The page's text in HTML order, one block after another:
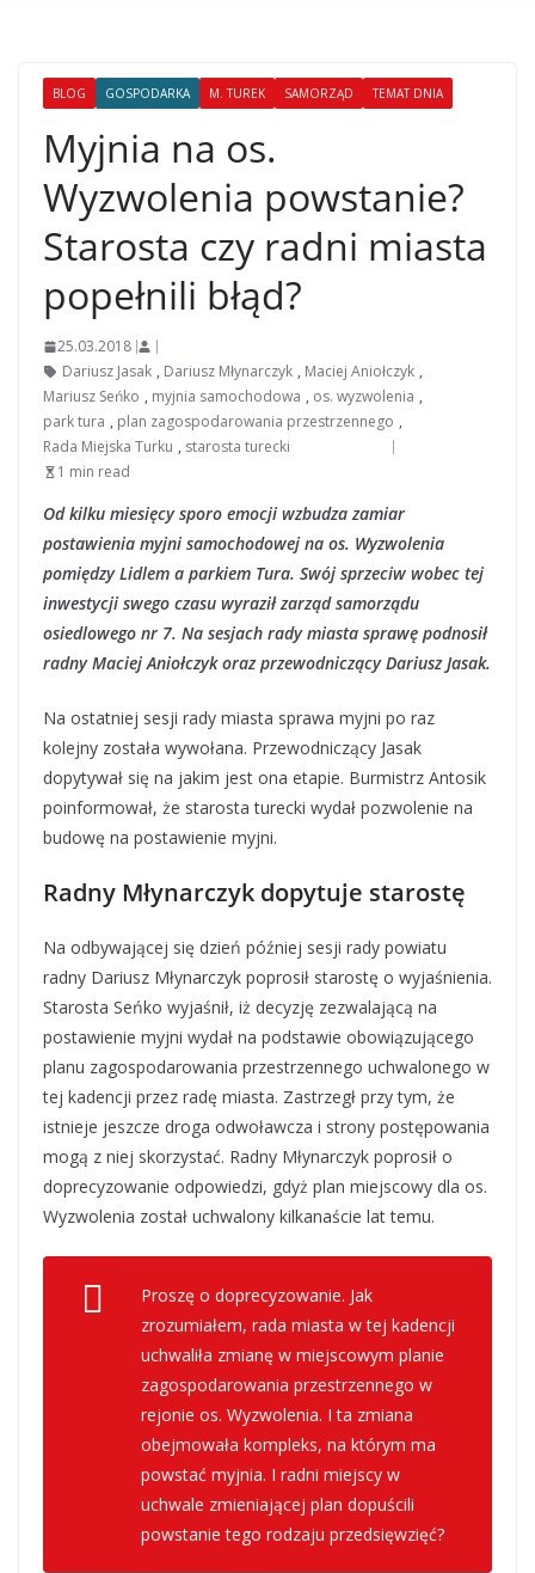
BLOG GOSPODARKA M. TUREK SAMORZĄD TEMAT DNIA
Myjnia na os.
Wyzwolenia powstanie?
Starosta czy radni miasta
popełnili błąd?
25.03.2018
Dariusz Jasak , Dariusz Młynarczyk , Maciej Aniołczyk ,
Mariusz Seńko , myjnia samochodowa , os. wyzwolenia ,
park tura , plan zagospodarowania przestrzennego ,
Rada Miejska Turku , starosta turecki
1 min read
Od kilku miesięcy sporo emocji wzbudza zamiar
postawienia myjni samochodowej na os. Wyzwolenia
pomiędzy Lidlem a parkiem Tura. Swój sprzeciw wobec tej
inwestycji swego czasu wyraził zarząd samorządu
osiedlowego nr 7. Na sesjach rady miasta sprawę podnosił
radny Maciej Aniołczyk oraz przewodniczący Dariusz Jasak.
Na ostatniej sesji rady miasta sprawa myjni po raz
kolejny została wywołana. Przewodniczący Jasak
dopytywał się na jakim jest ona etapie. Burmistrz Antosik
poinformował, że starosta turecki wydał pozwolenie na
budowę na postawienie myjni.
Radny Młynarczyk dopytuje starostę
Na odbywającej się dzień później sesji rady powiatu
radny Dariusz Młynarczyk poprosił starostę o wyjaśnienia.
Starosta Seńko wyjaśnił, iż decyzję zezwalającą na
postawienie myjni wydał na podstawie obowiązującego
planu zagospodarowania przestrzennego uchwalonego w
tej kadencji przez radę miasta. Zastrzegł przy tym, że
istnieje jeszcze droga odwoławcza i strony postępowania
mogą z niej skorzystać. Radny Młynarczyk poprosił o
doprecyzowanie odpowiedzi, gdyż plan miejscowy dla os.
Wyzwolenia został uchwalony kilkanaście lat temu.
Proszę o doprecyzowanie. Jak
zrozumiałem, rada miasta w tej kadencji
uchwaliła zmianę w miejscowym planie
zagospodarowania przestrzennego w
rejonie os. Wyzwolenia. I ta zmiana
obejmowała kompleks, na którym ma
powstać myjnia. I radni miejscy w
uchwale zmieniającej plan dopuścili
powstanie tego rodzaju przedsięwzięć?